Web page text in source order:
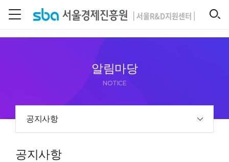
알림마당
NOTICE
공지사항
공지사항